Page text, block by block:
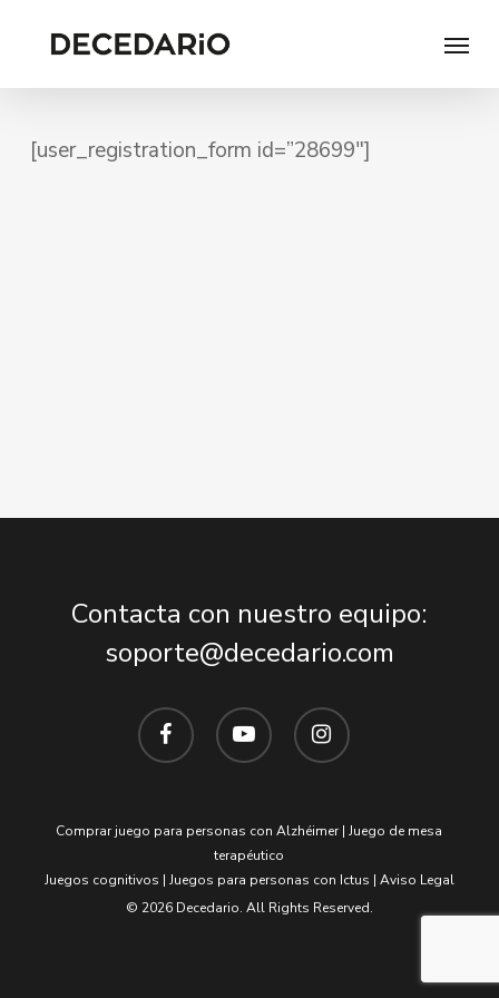
main
Menu
[user_registration_form id=”28699″]
Contacta con nuestro equipo:
soporte@decedario.com
facebook youtube instagram
Comprar juego para personas con Alzhéimer|Juego de mesa
terapéutico
Juegos cognitivos | Juegos para personas con Ictus | Aviso Legal
© 2026 Decedario. All Rights Reserved.